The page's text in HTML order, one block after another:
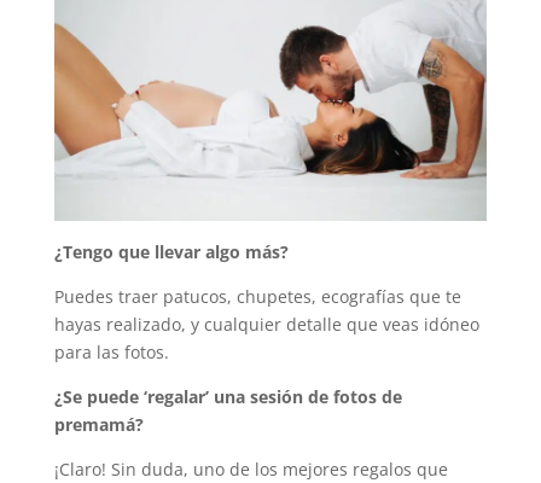
¿Tengo que llevar algo más?
Puedes traer patucos, chupetes, ecografías que te
hayas realizado, y cualquier detalle que veas idóneo
para las fotos.
¿Se puede ‘regalar’ una sesión de fotos de
premamá?
¡Claro! Sin duda, uno de los mejores regalos que